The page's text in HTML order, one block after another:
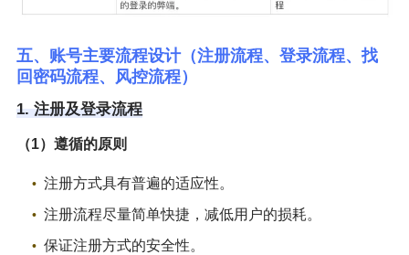
五、账号主要流程设计（注册流程、登录流程、找
回密码流程、风控流程）
1. 注册及登录流程
（1）遵循的原则
注册方式具有普遍的适应性。
注册流程尽量简单快捷，减低用户的损耗。
保证注册方式的安全性。